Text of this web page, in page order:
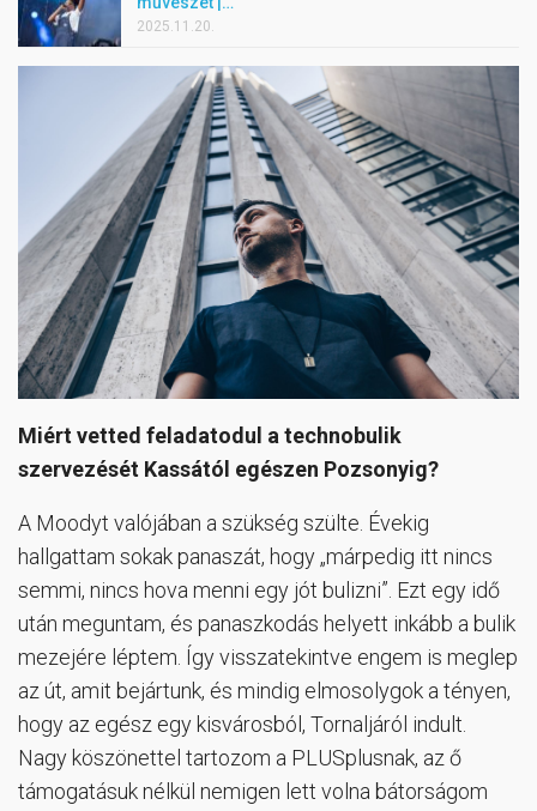
2025.11.20.
Miért vetted feladatodul a technobulik
szervezését Kassától egészen Pozsonyig?
A Moodyt valójában a szükség szülte. Évekig
hallgattam sokak panaszát, hogy „márpedig itt nincs
semmi, nincs hova menni egy jót bulizni”. Ezt egy idő
után meguntam, és panaszkodás helyett inkább a bulik
mezejére léptem. Így visszatekintve engem is meglep
az út, amit bejártunk, és mindig elmosolygok a tényen,
hogy az egész egy kisvárosból, Tornaljáról indult.
Nagy köszönettel tartozom a PLUSplusnak, az ő
támogatásuk nélkül nemigen lett volna bátorságom